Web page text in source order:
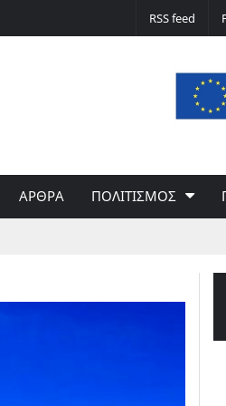
Δε φταίει ο άνεμος… Φταίει η πολιτική
του Γιώργου Σαχίνη
RSS feed
ΑΡΘΡΑ ΠΟΛΙΤΙΣΜΟΣ